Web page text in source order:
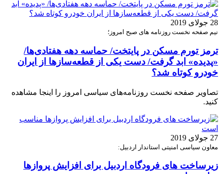
28 جولای 2019
نیم صفحه نخست روزنامه های صبح امروز؛
ترمز تورم مسکن در پایتخت/ حماسه دهه هفتادی‌ها/
«پدیده» ابد گرفت/ دست یکی از قطعه‌ساز‌ها از ایران
خودرو کوتاه شد؟
تصاویر صفحه نخست روزنامه‌های سیاسی امروز را اینجا مشاهده
کنید.
27 جولای 2019
معاون سیاسی امنیتی استاندار اردبیل:
زیرساخت های فرودگاه اردبیل برای افزایش پروازها